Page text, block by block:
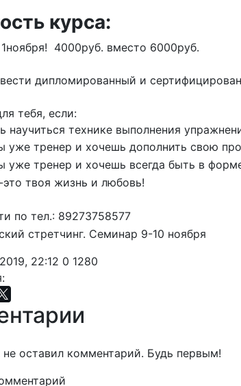
курса:
4000руб. вместо 6000руб.
дипломированный и
тебя, если:
научиться технике выполнения
уже тренер и хочешь дополнить свою
уже тренер и хочешь всегда быть в
твоя жизнь и любовь!
по тел.: 89273758577
22:12 0 1280
оставил комментарий. Будь первым!